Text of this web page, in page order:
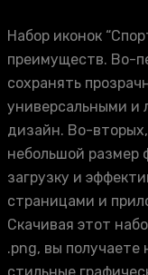
Набор иконок
преимуществ. Во-
сохранять
универсальными и
дизайн. Во-
небольшой размер
загрузку и
страницами и
Скачивая этот
.png, вы получаете